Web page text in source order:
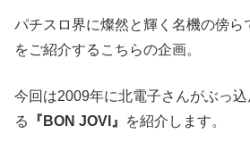
パチスロ界に燦然と輝く名機の傍ら
をご紹介するこちらの企画。
今回は2009年に北電子さんがぶっ
る
『BON JOVI』 を紹介します。